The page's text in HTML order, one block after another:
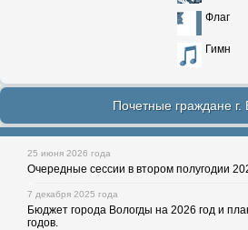
Флаг
Гимн
Почетные граждане г.
25 июня 2026 года
Очередные сессии в втором полугодии
7 декабря 2025 года
Бюджет города Вологды на 2026 год и
годов.